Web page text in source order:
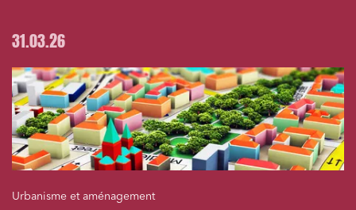
31.03.26
Urbanisme et aménagement